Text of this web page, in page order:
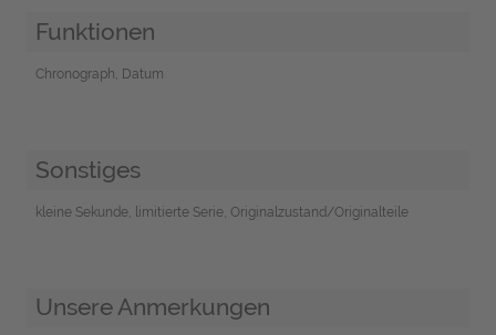
Funktionen
Chronograph, Datum
Sonstiges
kleine Sekunde, limitierte Serie, Originalzustand/Originalteile
Unsere Anmerkungen